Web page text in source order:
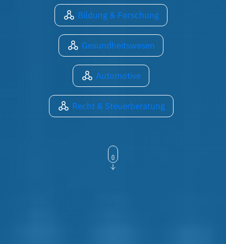
Bildung & Forschung
Gesundheitswesen
Automotive
Recht & Steuerberatung